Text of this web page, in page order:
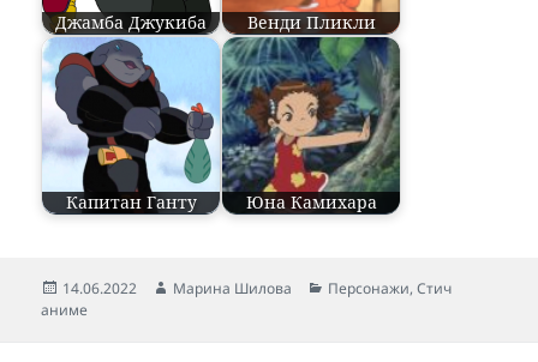
Джамба Джукиба Венди Пликли
Капитан Ганту Юна Камихара
Опубликовано
14.06.2022 Автор
Марина Шилова Рубрики
Персонажи,Стич
аниме